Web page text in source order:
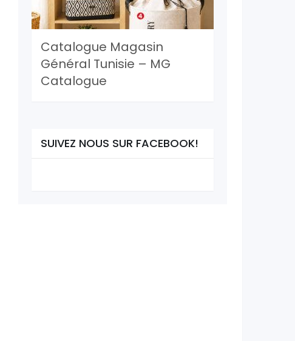
Catalogue Magasin
Général Tunisie – MG
Catalogue
SUIVEZ NOUS SUR FACEBOOK!